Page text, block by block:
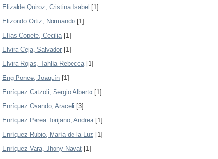
Elizalde Quiroz, Cristina Isabel [1]
Elizondo Ortiz, Normando [1]
Elías Copete, Cecilia[1]
Elvira Ceja, Salvador [1]
Elvira Rojas, Tahlía Rebecca[1]
Eng Ponce, Joaquín [1]
Enríquez Catzoli, Sergio Alberto [1]
Enríquez Ovando, Araceli [3]
Enríquez Perea Torijano, Andrea[1]
Enríquez Rubio, María de la Luz [1]
Enríquez Vara, Jhony Navat [1]